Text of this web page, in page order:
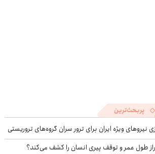
پربحث‌ترین
نیروهای ویژه ایران برای ترور سران گروه‌های تروریستی